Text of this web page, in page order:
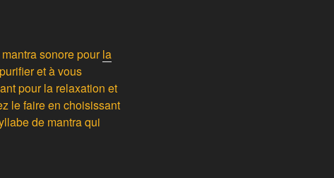
sonore pourla
et à vous
pour la relaxation et
le faire en choisissant
de mantra qui